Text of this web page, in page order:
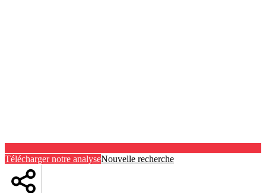
Télécharger notre analyseNouvelle recherche